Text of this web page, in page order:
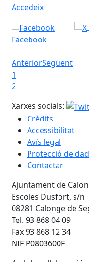
Accedeix
Facebook
AnteriorSegüent
1
2
Xarxes socials:
Crèdits
Accessibilitat
Avís legal
Protecció de
Contactar
Ajuntament de
Escoles Dusfort, s/n
08281 Calonge de
Tel. 93 868 04 09
Fax 93 868 12 34
NIF P0803600F